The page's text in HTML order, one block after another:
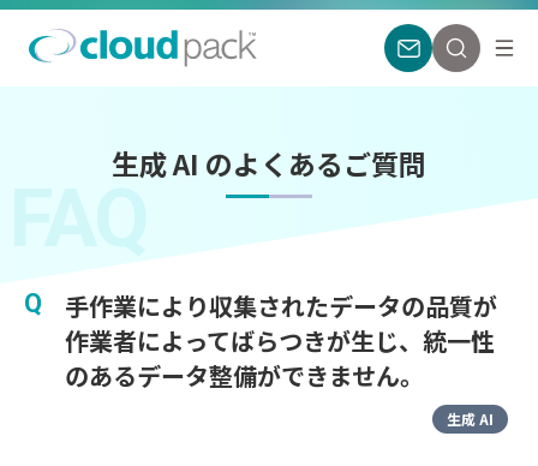
生成 AI のよくあるご質問
FAQ
手作業により収集されたデータの品質が
作業者によってばらつきが生じ、統一性
のあるデータ整備ができません。
生成 AI